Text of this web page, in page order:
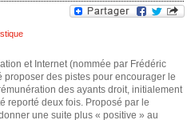
e
e
r
et Internet (nommée par Frédéric
proposer des pistes pour encourager le
des ayants droit, initialement
reporté deux fois. Proposé par le
une suite plus « positive » au